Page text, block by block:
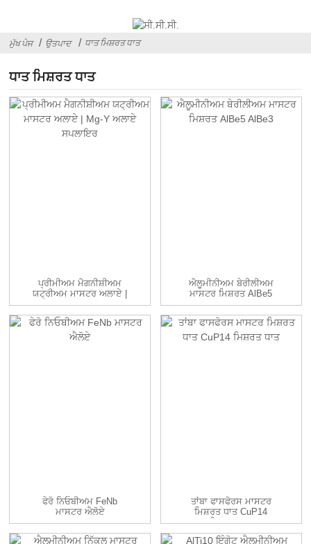
ਮੁੱਖ ਪੇਜ ਉਤਪਾਦ ਧਾਤ ਮਿਸ਼ਰਤ ਧਾਤ
ਧਾਤ ਮਿਸ਼ਰਤ ਧਾਤ
ਪ੍ਰੀਮੀਅਮ ਮੈਗਨੀਸ਼ੀਅਮ
ਯਟ੍ਰੀਅਮ ਮਾਸਟਰ ਅਲਾਏ |
Mg-Y A...
ਐਲੂਮੀਨੀਅਮ ਬੇਰੀਲੀਅਮ
ਮਾਸਟਰ ਮਿਸ਼ਰਤ AlBe5
AlBe3
ਫੇਰੋ ਨਿਓਬੀਅਮ FeNb
ਮਾਸਟਰ ਐਲੋਏ
ਤਾਂਬਾ ਫਾਸਫੋਰਸ ਮਾਸਟਰ
ਮਿਸ਼ਰਤ ਧਾਤ CuP14
ਮਿਸ਼ਰਤ ਧਾਤ